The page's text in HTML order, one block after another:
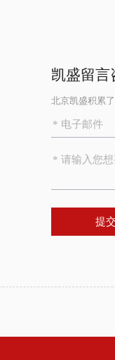
凯盛留言
北京凯盛积累
提交